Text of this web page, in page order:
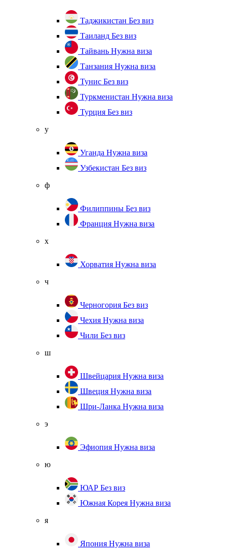
Таджикистан Без виз
Таиланд Без виз
Тайвань Нужна виза
Танзания Нужна виза
Тунис Без виз
Туркменистан Нужна виза
Турция Без виз
у
Уганда Нужна виза
Узбекистан Без виз
ф
Филиппины Без виз
Франция Нужна виза
х
Хорватия Нужна виза
ч
Черногория Без виз
Чехия Нужна виза
Чили Без виз
ш
Швейцария Нужна виза
Швеция Нужна виза
Шри-Ланка Нужна виза
э
Эфиопия Нужна виза
ю
ЮАР Без виз
Южная Корея Нужна виза
я
Япония Нужна виза